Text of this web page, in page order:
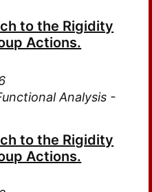
to the Rigidity
Actions.
Analysis -
to the Rigidity
Actions.